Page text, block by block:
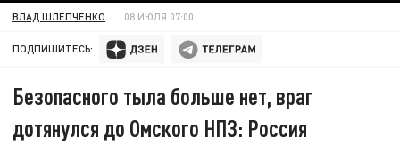
ВЛАД ШЛЕПЧЕНКО 08 ИЮЛЯ 07:00
ПОДПИШИТЕСЬ:
Безопасного тыла больше нет, враг
дотянулся до Омского НПЗ: Россия